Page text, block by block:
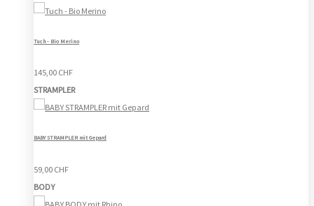
Tuch - Bio Merino
145,00 CHF
STRAMPLER
BABY STRAMPLER mit Gepard
59,00 CHF
BODY